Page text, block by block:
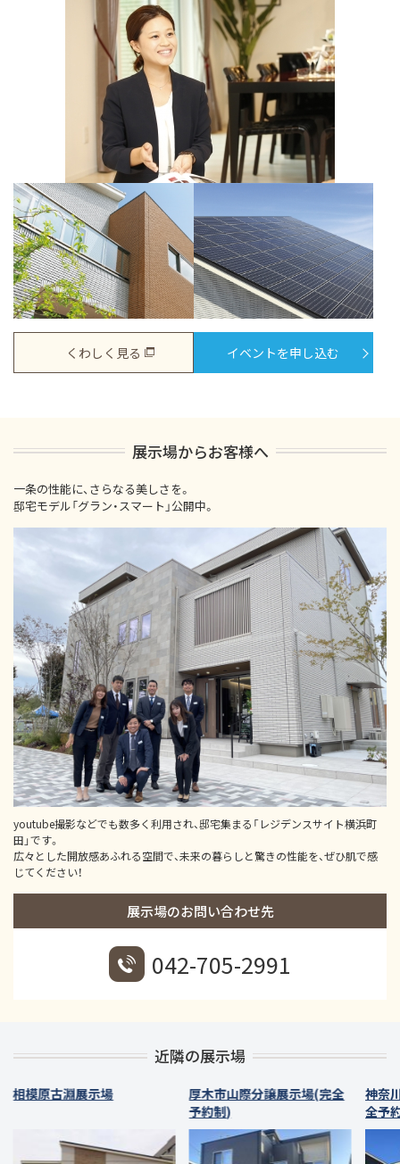
くわしく見る イベントを申し込む
展示場からお客様へ
一条の性能に、さらなる美しさを。
邸宅モデル「グラン・スマート」公開中。
youtube撮影などでも数多く利用され、邸宅集まる「レジデンスサイト横浜町
田」です。
広々とした開放感あふれる空間で、未来の暮らしと驚きの性能を、ぜひ肌で感
じてください！
展示場のお問い合わせ先
042-705-2991
近隣の展示場
相模原古淵展示場
厚木市山際分譲展示場(完全
予約制)
神奈
全予